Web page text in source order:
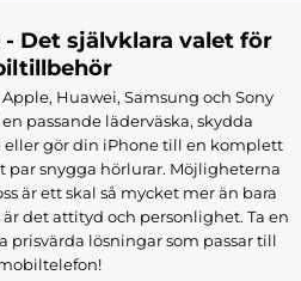
- Det självklara valet för
Huawei, Samsung och Sony
passande läderväska, skydda
gör din iPhone till en komplett
snygga hörlurar. Möjligheterna
är ett skal så mycket mer än bara
det attityd och personlighet. Ta en
lösningar som passar till